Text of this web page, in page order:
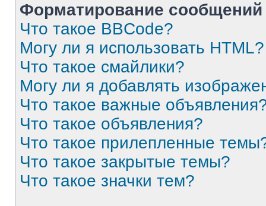
Форматирование
Что такое BBCode?
Могу ли я использовать HTML?
Что такое смайлики?
Могу ли я добавлять
Что такое важные
Что такое объявления?
Что такое прилепленные
Что такое закрытые темы?
Что такое значки тем?